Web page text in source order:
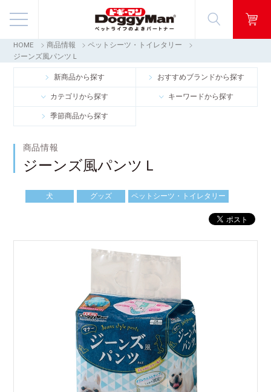
商品情報
映像ギャラリー
知る・楽しむ
お客様窓口・Q＆A
HOME 商品情報
ペットシーツ・トイレタリー
ジーンズ風パンツＬ
新商品から探す おすすめブランドから探す
カテゴリから探す キーワードから探す
季節商品から探す
商品情報
ジーンズ風パンツＬ
犬 グッズ ペットシーツ・トイレタリー